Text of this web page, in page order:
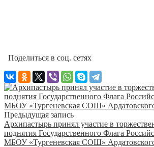
Поделиться в соц. сетях
Предыдущая запись
Архипастырь принял участие в
поднятия Государственного Флага
МБОУ «Тургеневская СОШ»